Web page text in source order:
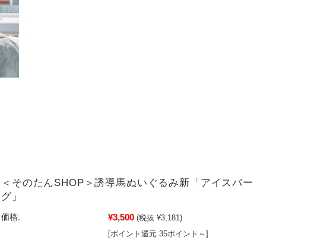
＜そのたんSHOP＞誘導馬ぬいぐるみ新「アイスバー
グ」
価格: ¥3,500 (税抜 ¥3,181)
[ポイント還元 35ポイント～]